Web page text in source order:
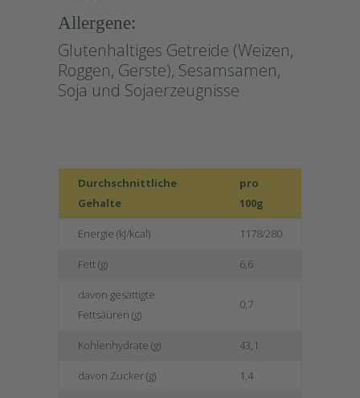
Allergene:
Glutenhaltiges Getreide (Weizen,
Roggen, Gerste), Sesamsamen,
Soja und Sojaerzeugnisse
Durchschnittliche
Gehalte
pro
100g
Energie (kJ/kcal) 1178/280
Fett (g) 6,6
davon gesättigte
Fettsäuren (g)
0,7
Kohlenhydrate (g) 43,1
davon Zucker (g) 1,4